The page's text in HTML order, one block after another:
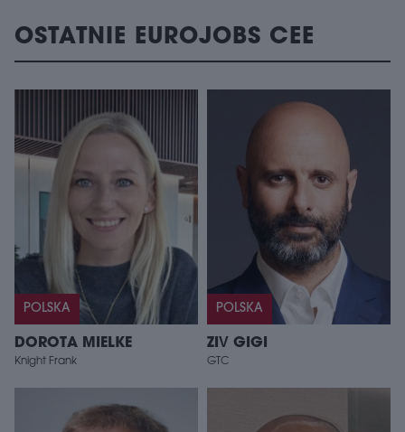
OSTATNIE EUROJOBS CEE
POLSKA
DOROTA MIELKE
Knight Frank
POLSKA
ZIV GIGI
GTC